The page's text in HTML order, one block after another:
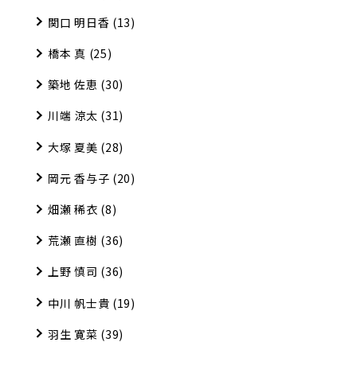
関口 明日香 (13)
橋本 真 (25)
築地 佐恵 (30)
川端 涼太 (31)
大塚 夏美 (28)
岡元 香与子 (20)
畑瀬 稀衣 (8)
荒瀬 直樹 (36)
上野 慎司 (36)
中川 帆士貴 (19)
羽生 寛菜 (39)